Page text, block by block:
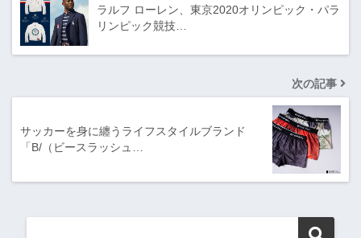
ラルフ ローレン、東京2020オリンピック・パラ
リンピック競技…
次の記事
サッカーを身に纏うライフスタイルブランド
「B/（ビースラッシュ…